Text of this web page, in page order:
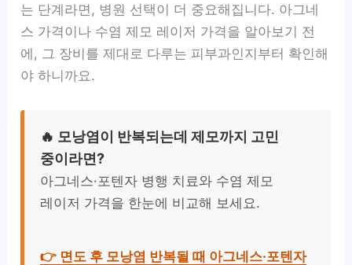
는 단계라면, 병원 선택이 더 중요해집니다. 아그네
스 가격이나 수염 제모 레이저 가격을 알아보기 전
에, 그 장비를 제대로 다루는 피부과인지부터 확인해
야 하니까요.
🔥 모낭염이 반복되는데 제모까지 고민
중이라면?
아그네스·포텐자 병행 치료와 수염 제모
레이저 가격을 한눈에 비교해 보세요.
👉 면도 후 모낭염 반복될 때 아그네스·포텐자